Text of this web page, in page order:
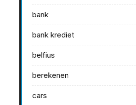
bank
bank krediet
belfius
berekenen
cars